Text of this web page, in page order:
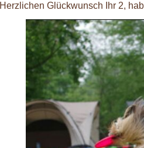
Herzlichen Glückwunsch Ihr 2,